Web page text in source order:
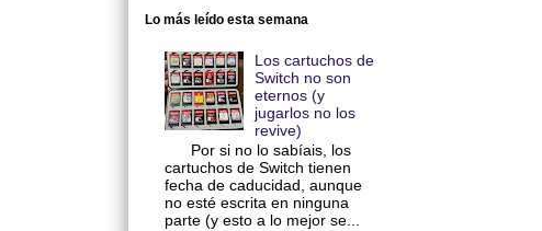
Lo más leído esta semana
Los cartuchos de
Switch no son
eternos (y
jugarlos no los
revive)
Por si no lo sabíais, los
cartuchos de Switch tienen
fecha de caducidad, aunque
no esté escrita en ninguna
parte (y esto a lo mejor se...